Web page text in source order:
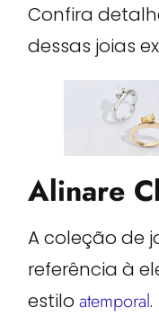
Confira
dessas joias
Alinare
A coleção de
referência à
estiloatemporal.